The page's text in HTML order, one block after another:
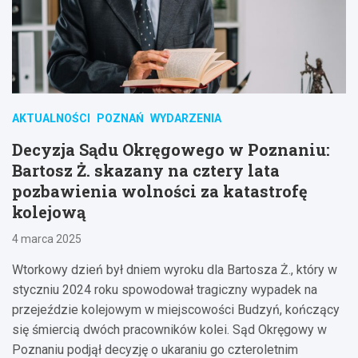
AKTUALNOŚCI POZNAŃ WYDARZENIA
Decyzja Sądu Okręgowego w Poznaniu:
Bartosz Ż. skazany na cztery lata
pozbawienia wolności za katastrofę
kolejową
4 marca 2025
Wtorkowy dzień był dniem wyroku dla Bartosza Ż., który w
styczniu 2024 roku spowodował tragiczny wypadek na
przejeździe kolejowym w miejscowości Budzyń, kończący
się śmiercią dwóch pracowników kolei. Sąd Okręgowy w
Poznaniu podjął decyzję o ukaraniu go czteroletnim